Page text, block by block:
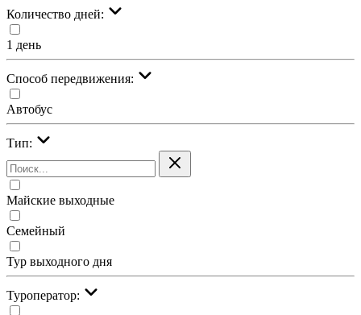
Количество дней:
1 день
Cпособ передвижения:
Автобус
Тип:
Майские выходные
Семейный
Тур выходного дня
Туроператор: